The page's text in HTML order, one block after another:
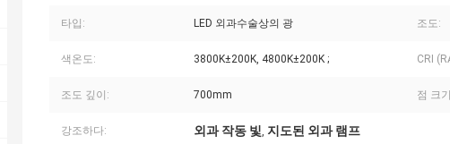
타입: LED 외과수술상의 광 조도:
색온도: 3800K±200K, 4800K±200K ; CRI
조도 깊이: 700mm 점 크
강조하다: 외과 작동 빛, 지도된 외과 램프